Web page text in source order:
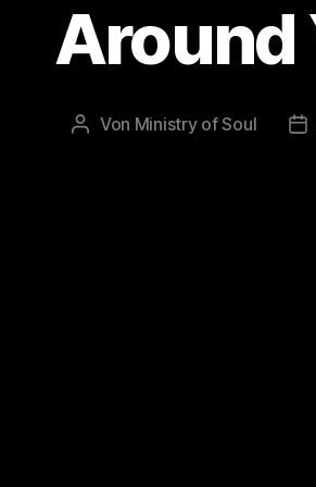
Around
Beitragsautor
Von Ministry of Soul